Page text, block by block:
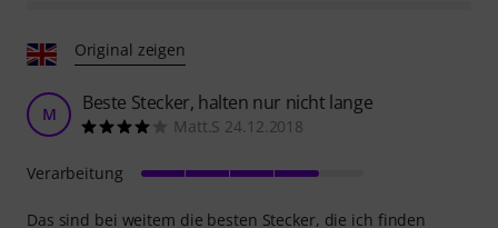
Original zeigen
M Beste Stecker, halten nur nicht lange
Matt.S 24.12.2018
Das sind bei weitem die besten Stecker, die ich finden
Verarbeitung